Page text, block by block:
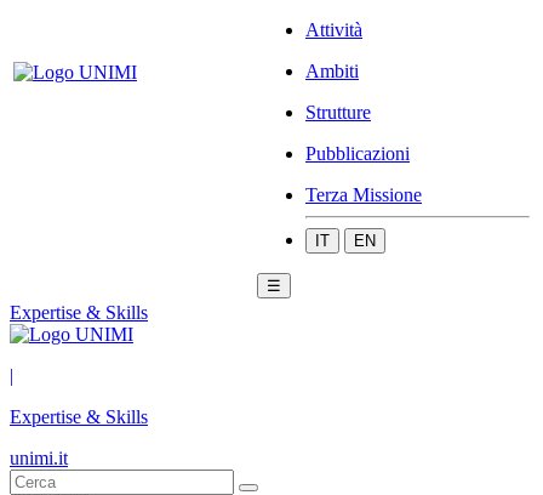
Attività
Ambiti
Strutture
Pubblicazioni
Terza Missione
IT EN
☰
Expertise & Skills
|
Expertise & Skills
unimi.it